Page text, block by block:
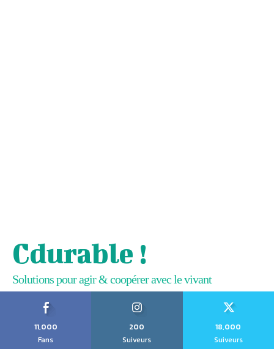
Cdurable !
Solutions pour agir & coopérer avec le vivant
11,000
Fans
200
Suiveurs
18,000
Suiveurs